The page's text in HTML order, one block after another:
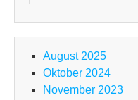
nach:
August 2025
Oktober 2024
November 2023